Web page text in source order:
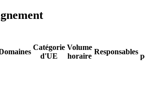
Catégorie
d'UE
Volume
horaire
Responsables